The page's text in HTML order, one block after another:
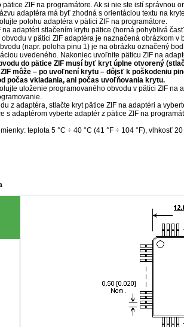
pätice ZIF na programátore. Ak si nie ste istí správnou
adaptéra má byť zhodná s orientáciou textu na
polohu adaptéra v pätici ZIF na programátore.
na adaptéri stlačením krytu pätice (horná pohyblivá
v pätici ZIF adaptéra je naznačená obrázkom v
(napr. poloha pinu 1) je na obrázku označený
uvedeného. Nakoniec uvoľnite päticu ZIF na
do pätice ZIF musí byť kryt úplne otvorený
môže – po uvoľnení krytu – dôjsť k poškodeniu
počas vkladania, ani počas uvoľňovania krytu.
uloženie programovaného obvodu v pätici ZIF na
z adaptéra, stlačte kryt pätice ZIF na adaptéri a
s adaptérom vyberte adaptér z pätice ZIF na
teplota 5 °C ÷ 40 °C (41 °F ÷ 104 °F), vlhkosť